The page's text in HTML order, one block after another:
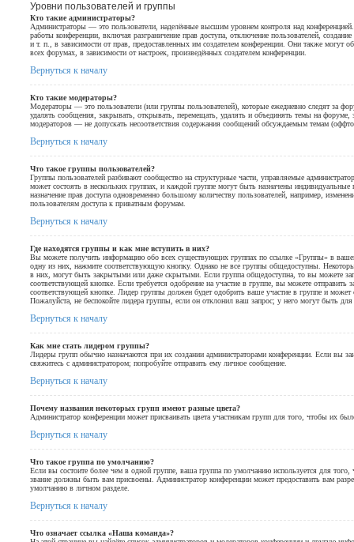
Уровни пользователей и группы
Кто такие администраторы?
Администраторы — это пользователи, наделённые высшим уровнем контроля над
работы конференции, включая разграничение прав доступа, отключение пользователей,
и т. п., в зависимости от прав, предоставленных им создателем конференции. Они также могут
всех форумах, в зависимости от настроек, произведённых создателем конференции.
Вернуться к началу
Кто такие модераторы?
Модераторы — это пользователи (или группы пользователей), которые ежедневно следят за
удалять сообщения, закрывать, открывать, перемещать, удалять и объединять темы на форуме,
модераторов — не допускать несоответствия содержания сообщений обсуждаемым темам
Вернуться к началу
Что такое группы пользователей?
Группы пользователей разбивают сообщество на структурные части, управляемые
может состоять в нескольких группах, и каждой группе могут быть назначены индивидуальные
назначение прав доступа одновременно большому количеству пользователей, например,
пользователям доступа к приватным форумам.
Вернуться к началу
Где находятся группы и как мне вступить в них?
Вы можете получить информацию обо всех существующих группах по ссылке «Группы» в
одну из них, нажмите соответствующую кнопку. Однако не все группы общедоступны.
в них, могут быть закрытыми или даже скрытыми. Если группа общедоступна, то вы можете
соответствующей кнопке. Если требуется одобрение на участие в группе, вы можете отправить
соответствующей кнопке. Лидер группы должен будет одобрить ваше участие в группе и может
Пожалуйста, не беспокойте лидера группы, если он отклонил ваш запрос; у него могут быть
Вернуться к началу
Как мне стать лидером группы?
Лидеры групп обычно назначаются при их создании администраторами конференции. Если вы
свяжитесь с администратором; попробуйте отправить ему личное сообщение.
Вернуться к началу
Почему названия некоторых групп имеют разные цвета?
Администратор конференции может присваивать цвета участникам групп для того, чтобы их
Вернуться к началу
Что такое группа по умолчанию?
Если вы состоите более чем в одной группе, ваша группа по умолчанию используется для
звание должны быть вам присвоены. Администратор конференции может предоставить вам
умолчанию в личном разделе.
Вернуться к началу
Что означает ссылка «Наша команда»?